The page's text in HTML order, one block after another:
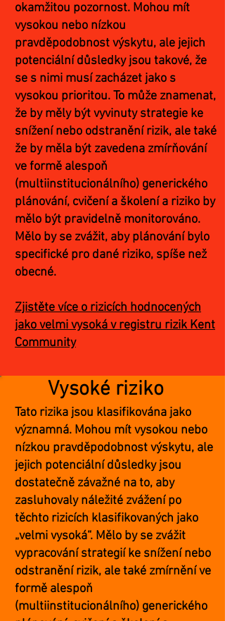
okamžitou pozornost. Mohou mít
vysokou nebo nízkou
pravděpodobnost výskytu, ale jejich
potenciální důsledky jsou takové, že
se s nimi musí zacházet jako s
vysokou prioritou. To může znamenat,
že by měly být vyvinuty strategie ke
snížení nebo odstranění rizik, ale také
že by měla být zavedena zmírňování
ve formě alespoň
(multiinstitucionálního) generického
plánování, cvičení a školení a riziko by
mělo být pravidelně monitorováno.
Mělo by se zvážit, aby plánování bylo
specifické pro dané riziko, spíše než
obecné.
Zjistěte více o rizicích hodnocených
jako velmi vysoká v registru rizik Kent
Community
Vysoké riziko
Tato rizika jsou klasifikována jako
významná. Mohou mít vysokou nebo
nízkou pravděpodobnost výskytu, ale
jejich potenciální důsledky jsou
dostatečně závažné na to, aby
zasluhovaly náležité zvážení po
těchto rizicích klasifikovaných jako
„velmi vysoká“. Mělo by se zvážit
vypracování strategií ke snížení nebo
odstranění rizik, ale také zmírnění ve
formě alespoň
(multiinstitucionálního) generického